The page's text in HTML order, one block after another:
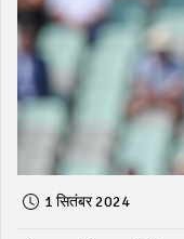
1 सितंबर 2024